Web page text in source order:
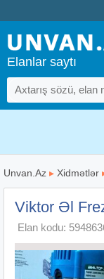
Elanlar saytı
Unvan.Az ▸ Xidmətlər
Viktor Əl
Elan kodu: